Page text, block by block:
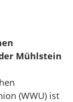
Mühlstein
(WWU) ist